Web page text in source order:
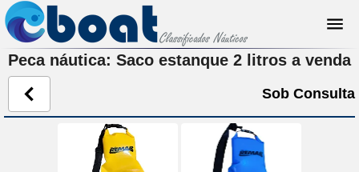
Peca náutica: Saco estanque 2 litros a venda
Sob Consulta